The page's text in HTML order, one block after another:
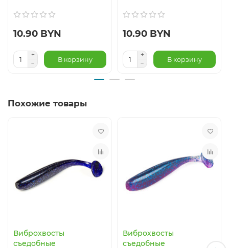
10.90 BYN
В корзину
10.90 BYN
В корзину
Похожие товары
Виброхвосты
съедобные
Виброхвосты
съедобные